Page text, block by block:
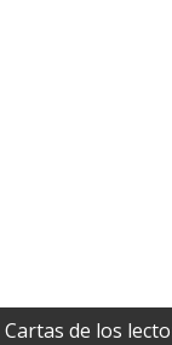
Cartas de los